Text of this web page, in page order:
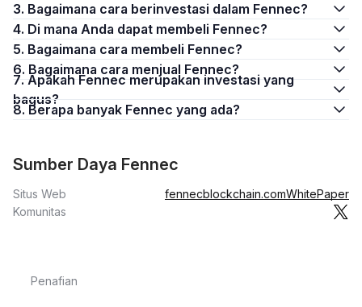
3. Bagaimana cara berinvestasi dalam Fennec?
4. Di mana Anda dapat membeli Fennec?
5. Bagaimana cara membeli Fennec?
6. Bagaimana cara menjual Fennec?
7. Apakah Fennec merupakan investasi yang
bagus?
8. Berapa banyak Fennec yang ada?
Sumber Daya Fennec
Situs Web fennecblockchain.comWhitePaper
Komunitas
Penafian